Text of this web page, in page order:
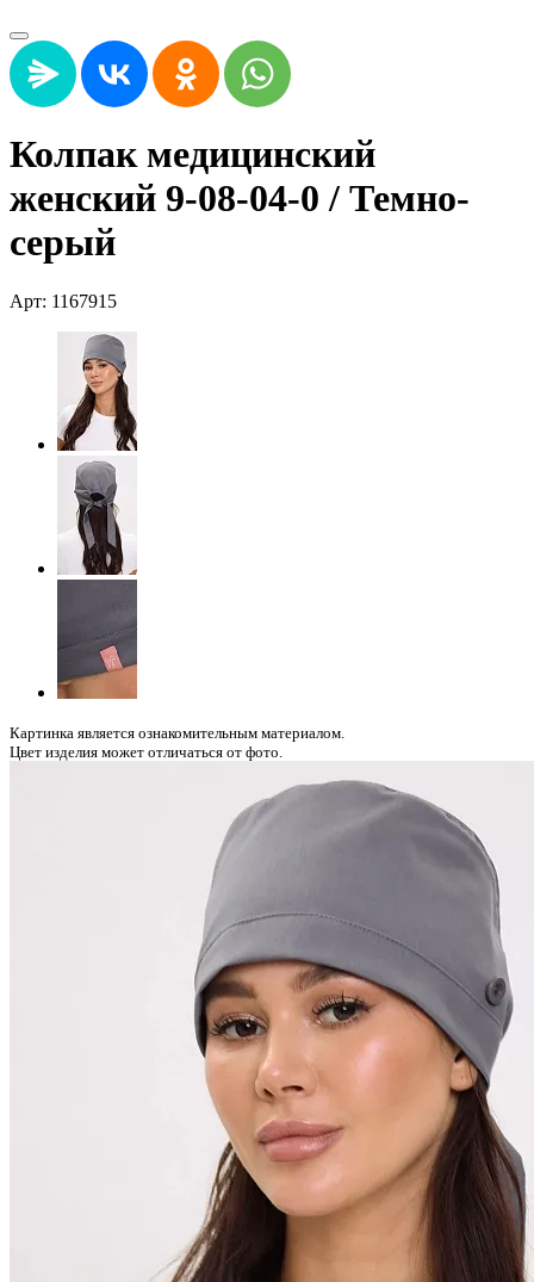
Колпак медицинский
женский 9-08-04-0 / Темно-
серый
Арт: 1167915
Картинка является ознакомительным материалом.
Цвет изделия может отличаться от фото.